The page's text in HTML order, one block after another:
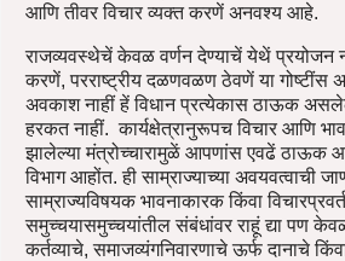
आणि तीवर विचार व्यक्त करणें अनवश्य आहे.
राजव्यवस्थेचें केवळ वर्णन देण्याचें येथें प्रयोजन
करणें, परराष्ट्रीय दळणवळण ठेवणें या
अवकाश नाहीं हें विधान प्रत्येकास ठाऊक
हरकत नाहीं. कार्यक्षेत्रानुरूपच विचार आणि
झालेल्या मंत्रोच्चारामुळें आपणांस एवढें ठाऊक
विभाग आहोंत. ही साम्राज्याच्या अवयवत्वाची
साम्राज्यविषयक भावनाकारक किंवा
समुच्चयासमुच्चयांतील संबंधांवर राहूं द्या पण
कर्तव्याचे, समाजव्यंगनिवारणाचे ऊर्फ दानाचे